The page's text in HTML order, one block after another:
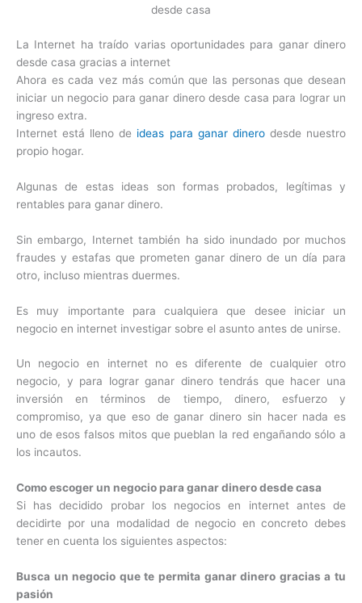
desde casa
La Internet ha traído varias oportunidades para ganar dinero
desde casa gracias a internet
Ahora es cada vez más común que las personas que desean
iniciar un negocio para ganar dinero desde casa para lograr un
ingreso extra.
Internet está lleno de ideas para ganar dinero desde nuestro
propio hogar.
Algunas de estas ideas son formas probados, legítimas y
rentables para ganar dinero.
Sin embargo, Internet también ha sido inundado por muchos
fraudes y estafas que prometen ganar dinero de un día para
otro, incluso mientras duermes.
Es muy importante para cualquiera que desee iniciar un
negocio en internet investigar sobre el asunto antes de unirse.
Un negocio en internet no es diferente de cualquier otro
negocio, y para lograr ganar dinero tendrás que hacer una
inversión en términos de tiempo, dinero, esfuerzo y
compromiso, ya que eso de ganar dinero sin hacer nada es
uno de esos falsos mitos que pueblan la red engañando sólo a
los incautos.
Como escoger un negocio para ganar dinero desde casa
Si has decidido probar los negocios en internet antes de
decidirte por una modalidad de negocio en concreto debes
tener en cuenta los siguientes aspectos:
Busca un negocio que te permita ganar dinero gracias a tu
pasión